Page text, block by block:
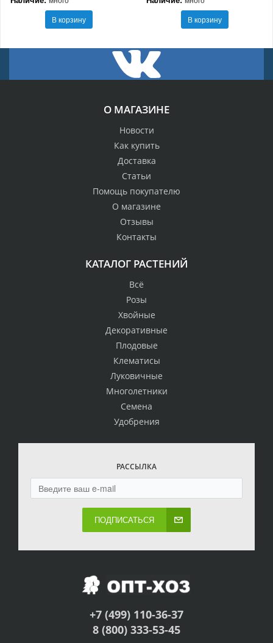
В корзину
В корзину
О МАГАЗИНЕ
Новости
Как купить
Доставка
Статьи
Помощь покупателю
О магазине
Отзывы
Контакты
КАТАЛОГ РАСТЕНИЙ
Всё
Розы
Хвойные
Декоративные
Плодовые
Клематисы
Луковичные
Многолетники
Семена
Удобрения
РАССЫЛКА
ПОДПИСАТЬСЯ
+7 (499) 110-36-37
8 (800) 333-53-45